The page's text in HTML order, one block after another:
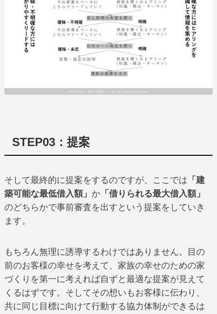
STEP03：提案
そして最終的に提案をするのですが、ここでは 「建
築可能な最低借入額」 か 「借りられる最大借入額」
のどちらかで事前審査を出すという提案をしていき
ます。
もちろん無理に誘導するわけではありません。目の
前のお客様の幸せを考えて、家族の幸せのための家
づくりを第一に考えれば自ずと最適な提案が見えて
くるはずです。そしてその想いもお客様に伝わり、
共に同じ目標に向けて行動する協力体制ができるは